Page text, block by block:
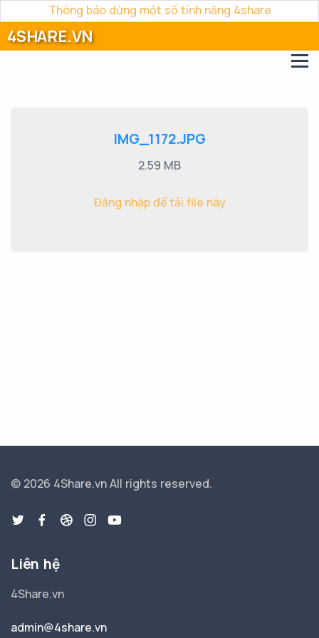
Thông báo dừng một số tính năng 4share
4SHARE.VN
IMG_1172.JPG
2.59 MB
Đăng nhập để tải file này
© 2026 4Share.vnAll rights reserved.
Liên hệ
4Share.vn
admin@4share.vn